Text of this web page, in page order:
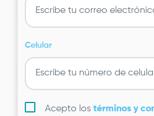
Celular
Acepto los términos y